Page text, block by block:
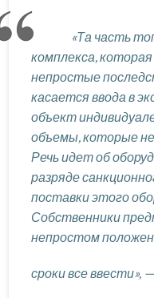
«Та часть
комплекса,
непростые
касается ввода в
объект
объемы, которые
Речь идет об
разряде
поставки этого
Собственники
непростом
сроки все ввести»,